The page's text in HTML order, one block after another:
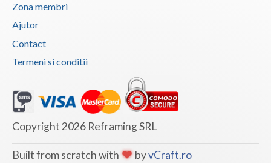
Zona membri
Ajutor
Contact
Termeni si conditii
Copyright 2026 Reframing SRL
Built from scratch with byvCraft.ro